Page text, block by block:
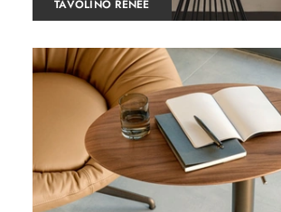
TAVOLINO RENEE